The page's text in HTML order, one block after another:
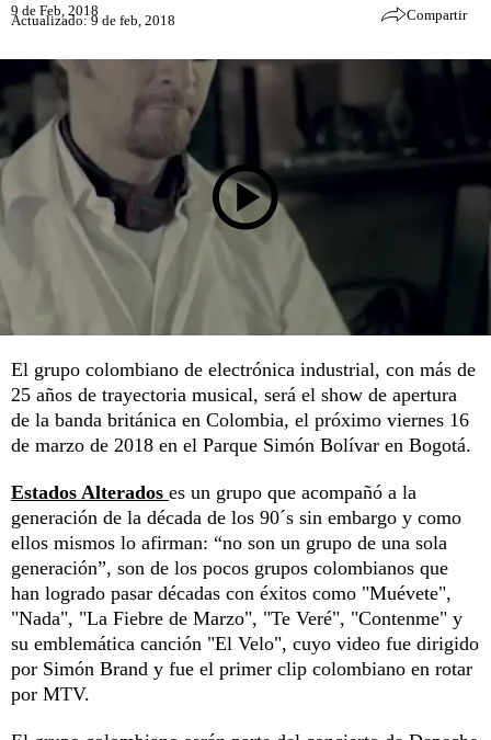
9 de Feb, 2018
Actualizado: 9 de feb, 2018 Compartir
El grupo colombiano de electrónica industrial, con más de
25 años de trayectoria musical, será el show de apertura
de la banda británica en Colombia, el próximo viernes 16
de marzo de 2018 en el Parque Simón Bolívar en Bogotá.
Estados Alterados es un grupo que acompañó a la
generación de la década de los 90´s sin embargo y como
ellos mismos lo afirman: “no son un grupo de una sola
generación”, son de los pocos grupos colombianos que
han logrado pasar décadas con éxitos como "Muévete",
"Nada", "La Fiebre de Marzo", "Te Veré", "Contenme" y
su emblemática canción "El Velo", cuyo video fue dirigido
por Simón Brand y fue el primer clip colombiano en rotar
por MTV.